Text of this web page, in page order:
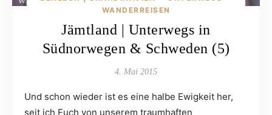
WANDERREISEN
Jämtland | Unterwegs in
Südnorwegen & Schweden (5)
4. Mai 2015
Und schon wieder ist es eine halbe Ewigkeit her,
seit ich Euch von unserem traumhaften